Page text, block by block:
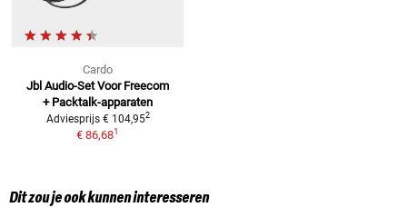
Cardo
Jbl Audio-Set Voor Freecom
+ Packtalk-apparaten
Adviesprijs € 104,952
€ 86,681
Dit zou je ook kunnen interesseren